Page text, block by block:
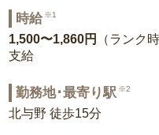
時給 ※1
1,500〜1,860円
（ランク
支給
勤務地･最寄り駅 ※2
北与野 徒歩15分